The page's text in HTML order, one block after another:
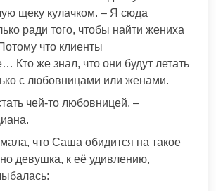
щеку кулачком. – Я сюда
ради того, чтобы найти жениха
что клиенты
Кто же знал, что они будут летать
с любовницами или женами.
чей-то любовницей. –
что Саша обидится на такое
девушка, к её удивлению,